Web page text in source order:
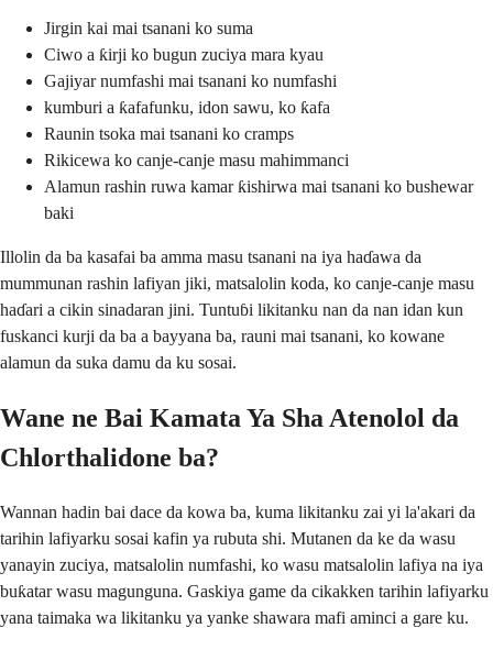
Jirgin kai mai tsanani ko suma
Ciwo a ƙirji ko bugun zuciya mara kyau
Gajiyar numfashi mai tsanani ko numfashi
kumburi a ƙafafunku, idon sawu, ko ƙafa
Raunin tsoka mai tsanani ko cramps
Rikicewa ko canje-canje masu mahimmanci
Alamun rashin ruwa kamar ƙishirwa mai tsanani ko bushewar
baki
Illolin da ba kasafai ba amma masu tsanani na iya haɗawa da
mummunan rashin lafiyan jiki, matsalolin koda, ko canje-canje masu
haɗari a cikin sinadaran jini. Tuntuɓi likitanku nan da nan idan kun
fuskanci kurji da ba a bayyana ba, rauni mai tsanani, ko kowane
alamun da suka damu da ku sosai.
Wane ne Bai Kamata Ya Sha Atenolol da
Chlorthalidone ba?
Wannan hadin bai dace da kowa ba, kuma likitanku zai yi la'akari da
tarihin lafiyarku sosai kafin ya rubuta shi. Mutanen da ke da wasu
yanayin zuciya, matsalolin numfashi, ko wasu matsalolin lafiya na iya
buƙatar wasu magunguna. Gaskiya game da cikakken tarihin lafiyarku
yana taimaka wa likitanku ya yanke shawara mafi aminci a gare ku.